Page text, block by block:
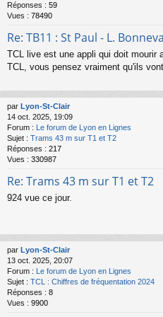
Réponses : 59
Vues : 78490
Re: TB11 : St Paul - L.
TCL live est une appli qui doit mourir
TCL, vous pensez vraiment qu'ils
par Lyon-St-Clair
14 oct. 2025, 19:09
Forum : Le forum de Lyon en Lignes
Sujet : Trams 43 m sur T1 et T2
Réponses : 217
Vues : 330987
Re: Trams 43 m sur T1 et T2
924 vue ce jour.
par Lyon-St-Clair
13 oct. 2025, 20:07
Forum : Le forum de Lyon en Lignes
Sujet : TCL : Chiffres de fréquentation 2024
Réponses : 8
Vues : 9900